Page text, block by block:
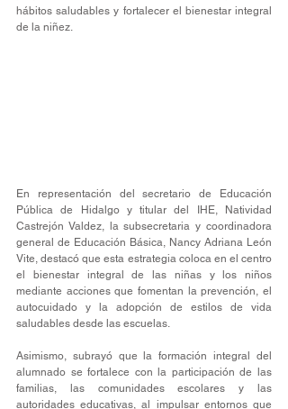
hábitos saludables y fortalecer el bienestar integral
de la niñez.
En representación del secretario de Educación
Pública de Hidalgo y titular del IHE, Natividad
Castrejón Valdez, la subsecretaria y coordinadora
general de Educación Básica, Nancy Adriana León
Vite, destacó que esta estrategia coloca en el centro
el bienestar integral de las niñas y los niños
mediante acciones que fomentan la prevención, el
autocuidado y la adopción de estilos de vida
saludables desde las escuelas.
Asimismo, subrayó que la formación integral del
alumnado se fortalece con la participación de las
familias, las comunidades escolares y las
autoridades educativas, al impulsar entornos que